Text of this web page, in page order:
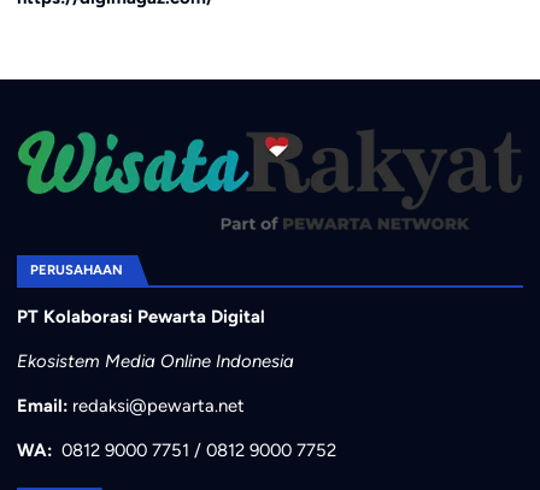
PERUSAHAAN
PT Kolaborasi Pewarta Digital
Ekosistem Media Online Indonesia
Email: redaksi@pewarta.net
WA: 0812 9000 7751 / 0812 9000 7752